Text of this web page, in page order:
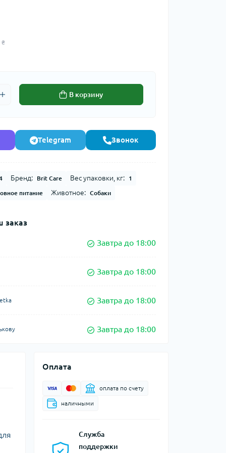
₴
В корзину
Telegram Звонок
Бренд: Brit Care Вес упаковки, кг: 1
питание Животное: Собаки
заказ
Завтра до 18:00
Завтра до 18:00
Завтра до 18:00
Завтра до 18:00
Оплата
оплата по счету
наличными
Служба
поддержки